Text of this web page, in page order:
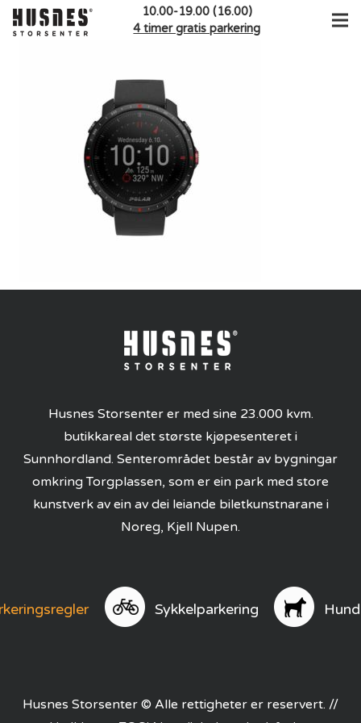
10.00-19.00 (16.00)
4 timer gratis parkering
Husnes Storsenter er med sine 23.000 kvm.
butikkareal det største kjøpesenteret i
Sunnhordland. Senterområdet består av bygningar
omkring Torgplassen, som er ein park med store
kunstverk av ein av dei leiande biletkunstnarane i
Noreg, Kjell Nupen.
Sykkelparkering
Husnes Storsenter © Alle rettigheter er reservert. //